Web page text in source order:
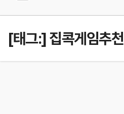
[태그:]집콕게임추천